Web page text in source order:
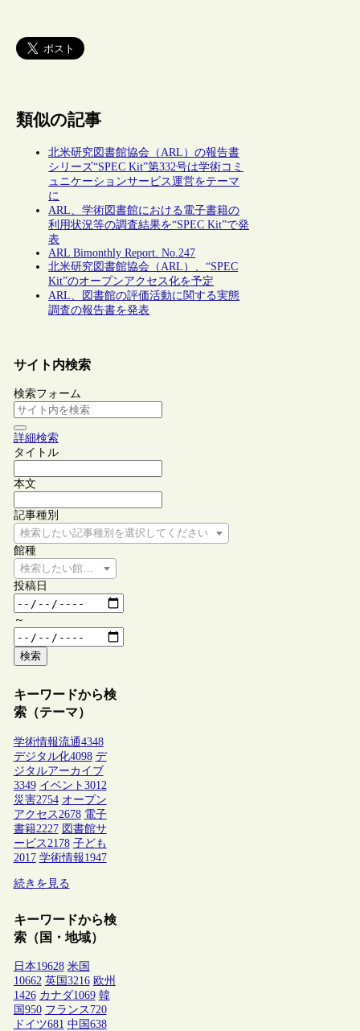
類似の記事
北米研究図書館協会（ARL）の報告書
シリーズ“SPEC Kit”第332号は学術コミ
ュニケーションサービス運営をテーマ
に
ARL、学術図書館における電子書籍の
利用状況等の調査結果を“SPEC Kit”で発
表
ARL Bimonthly Report. No.247
北米研究図書館協会（ARL）、“SPEC
Kit”のオープンアクセス化を予定
ARL、図書館の評価活動に関する実態
調査の報告書を発表
サイト内検索
検索フォーム
詳細検索
タイトル
本文
記事種別
検索したい記事種別を選択してください
館種
検索したい館種を選択してください
投稿日
～
検索
キーワードから検
索（テーマ）
学術情報流通4348
デジタル化4098 デ
ジタルアーカイブ
3349 イベント 3012
災害2754 オープン
アクセス 2678 電子
書籍2227 図書館サ
ービス 2178 子ども
2017 学術情報1947
続きを見る
キーワードから検
索（国・地域）
日本19628 米国
10662 英国 3216 欧州
1426 カナダ1069 韓
国 950 フランス 720
ドイツ681 中国 638